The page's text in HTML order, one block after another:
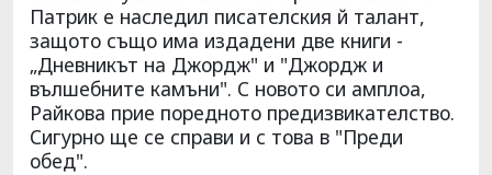
Патрик е наследил писателския й талант,
защото също има издадени две книги -
„Дневникът на Джордж" и "Джордж и
вълшебните камъни". С новото си амплоа,
Райкова прие поредното предизвикателство.
Сигурно ще се справи и с това в "Преди
обед".